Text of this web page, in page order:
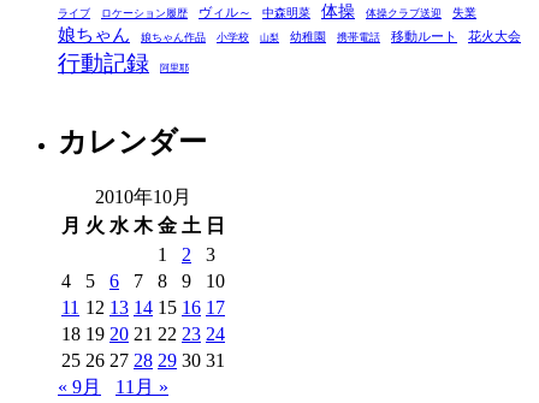
ライブ ロケーション履歴 ヴィル～ 中森明菜 体操 体操クラブ送迎 失業
娘ちゃん 娘ちゃん作品 小学校 山梨 幼稚園 携帯電話 移動ルート 花火大会
行動記録 阿里耶
カレンダー
2010年10月
月 火 水 木 金 土 日
1
2
3
4
5 6 7 8 9
10
11 12 13 14 15 16 17
18 19 20 21 22 23 24
25 26 27 28 29 30 31
« 9月
11月 »